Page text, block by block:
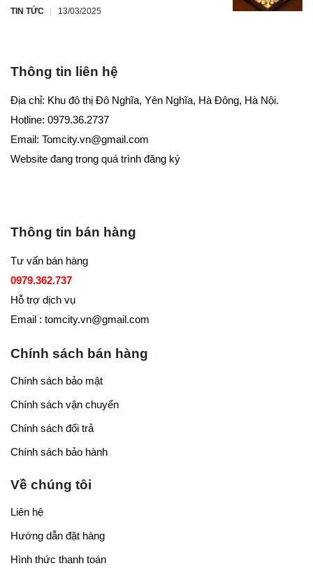
TIN TỨC 13/03/2025
Thông tin liên hệ
Địa chỉ: Khu đô thị Đô Nghĩa, Yên Nghĩa, Hà Đông, Hà Nội.
Hotline: 0979.36.2737
Email: Tomcity.vn@gmail.com
Website đang trong quá trình đăng ký
Thông tin bán hàng
Tư vấn bán hàng
0979.362.737
Hỗ trợ dịch vụ
Email : tomcity.vn@gmail.com
Chính sách bán hàng
Chính sách bảo mật
Chính sách vận chuyển
Chính sách đổi trả
Chính sách bảo hành
Về chúng tôi
Liên hệ
Hướng dẫn đặt hàng
Hình thức thanh toán